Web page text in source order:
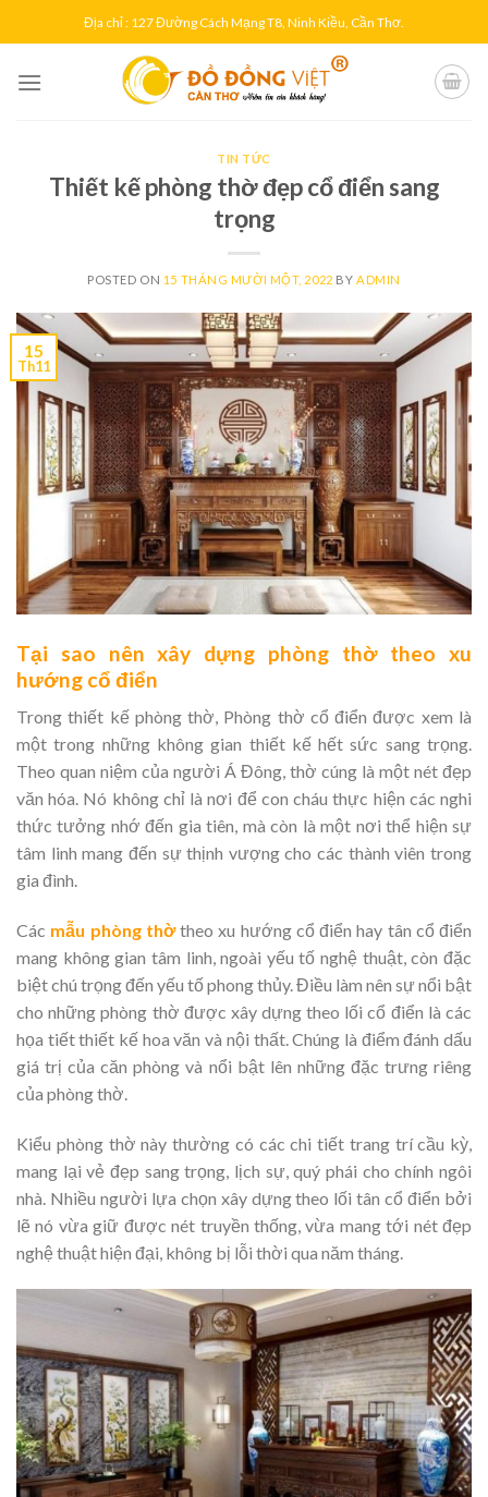
to
Địa chỉ : 127 Đường Cách Mạng T8, Ninh Kiều, Cần Thơ.
TIN TỨC
Thiết kế phòng thờ đẹp cổ điển sang
trọng
POSTED ON 15 THÁNG MƯỜI MỘT, 2022 BY ADMIN
15
Th11
Tại sao nên xây dựng phòng thờ theo xu
hướng cổ điển
Trong thiết kế phòng thờ, Phòng thờ cổ điển được xem là
một trong những không gian thiết kế hết sức sang trọng.
Theo quan niệm của người Á Đông, thờ cúng là một nét đẹp
văn hóa. Nó không chỉ là nơi để con cháu thực hiện các nghi
thức tưởng nhớ đến gia tiên, mà còn là một nơi thể hiện sự
tâm linh mang đến sự thịnh vượng cho các thành viên trong
gia đình.
Các mẫu phòng thờ theo xu hướng cổ điển hay tân cổ điển
mang không gian tâm linh, ngoài yếu tố nghệ thuật, còn đặc
biệt chú trọng đến yếu tố phong thủy.Điều làm nên sự nổi bật
cho những phòng thờ được xây dựng theo lối cổ điển là các
họa tiết thiết kế hoa văn và nội thất. Chúng là điểm đánh dấu
giá trị của căn phòng và nổi bật lên những đặc trưng riêng
của phòng thờ.
Kiểu phòng thờ này thường có các chi tiết trang trí cầu kỳ,
mang lại vẻ đẹp sang trọng, lịch sự, quý phái cho chính ngôi
nhà. Nhiều người lựa chọn xây dựng theo lối tân cổ điển bởi
lẽ nó vừa giữ được nét truyền thống, vừa mang tới nét đẹp
nghệ thuật hiện đại, không bị lỗi thời qua năm tháng.